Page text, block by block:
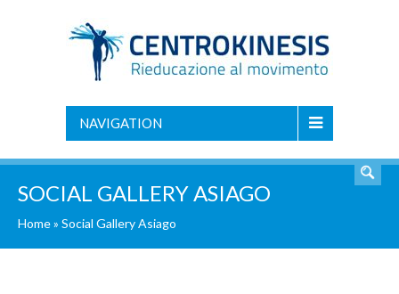
NAVIGATION
SOCIAL GALLERY ASIAGO
Home» Social Gallery Asiago